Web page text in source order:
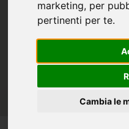
marketing, per
pertinenti per te.
Cambia le